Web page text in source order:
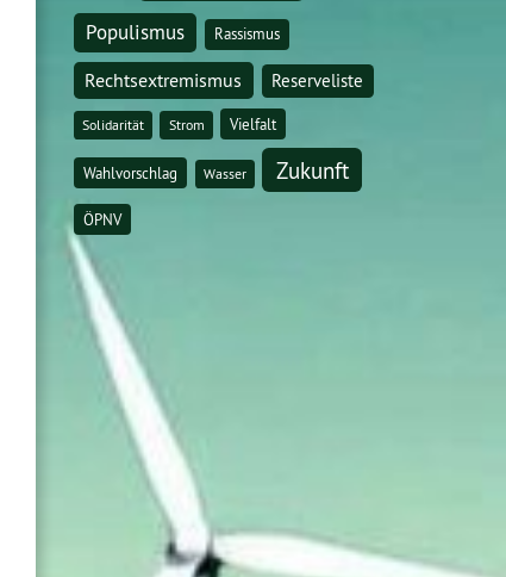
Populismus Rassismus
Rechtsextremismus Reserveliste
Solidarität Strom Vielfalt
Wahlvorschlag Wasser Zukunft
ÖPNV